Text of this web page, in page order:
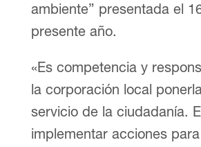
ambiente” presentada el
presente año.
«Es competencia y
la corporación local
servicio de la ciudadanía.
implementar acciones